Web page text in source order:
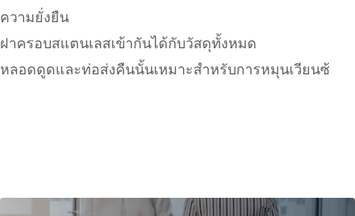
ความยั่งยืน
ฝาครอบสแตนเลสเข้ากันได้กับวัสดุทั้งหมด
หลอดดูดและท่อส่งคืนนั้นเหมาะสำหรับการหมุนเวียนซ้